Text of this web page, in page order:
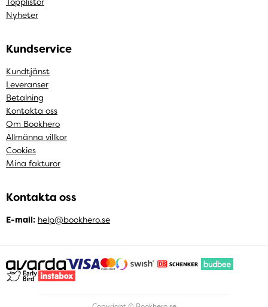
Nyheter
Kundservice
Kundtjänst
Leveranser
Betalning
Kontakta oss
Om Bookhero
Allmänna villkor
Cookies
Mina fakturor
Kontakta oss
E-mail: help@bookhero.se